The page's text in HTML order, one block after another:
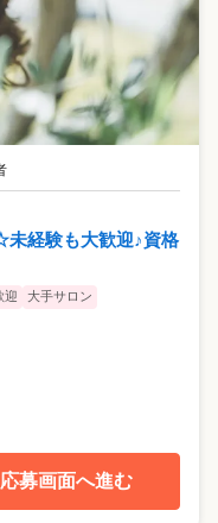
未経験も大歓迎♪資格
迎
大手サロン
応募画面へ進む